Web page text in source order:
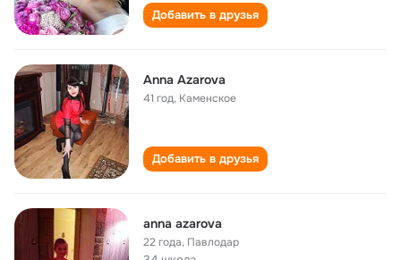
Добавить в друзья
Anna Azarova
41 год, Каменское
Добавить в друзья
anna azarova
22 года, Павлодар